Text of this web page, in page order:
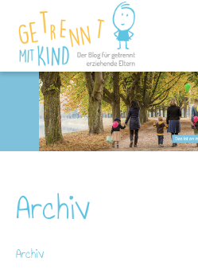
Archiv
Archiv